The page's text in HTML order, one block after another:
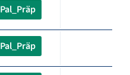
Pal_Präp
Pal_Präp